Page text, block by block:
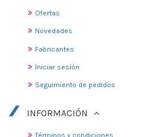
Ofertas
Novedades
Fabricantes
Iniciar sesión
Seguimiento de pedidos
INFORMACIÓN
Términos y condiciones